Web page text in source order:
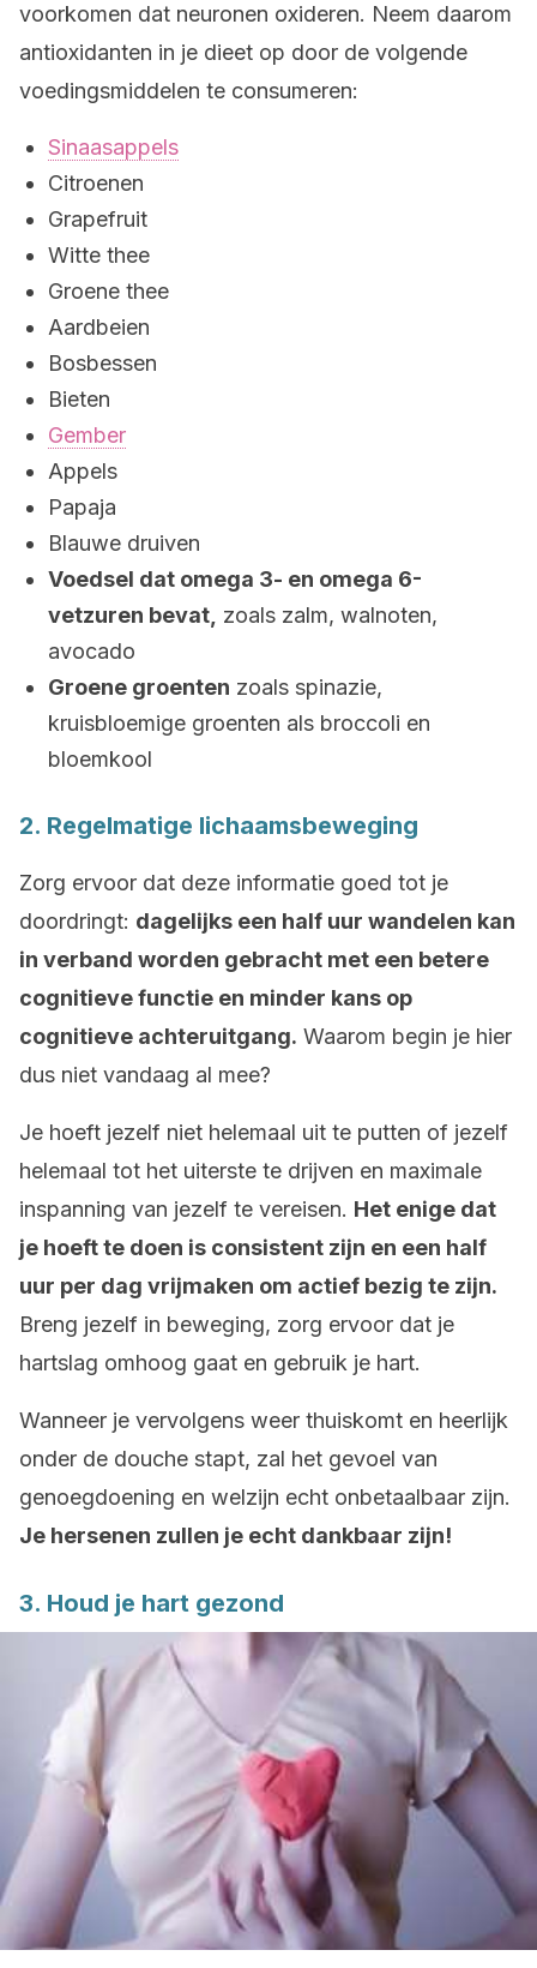
voorkomen dat neuronen oxideren. Neem daarom
antioxidanten in je dieet op door de volgende
voedingsmiddelen te consumeren:
Sinaasappels
Citroenen
Grapefruit
Witte thee
Groene thee
Aardbeien
Bosbessen
Bieten
Gember
Appels
Papaja
Blauwe druiven
Voedsel dat omega 3- en omega 6-
vetzuren bevat, zoals zalm, walnoten,
avocado
Groene groenten zoals spinazie,
kruisbloemige groenten als broccoli en
bloemkool
2. Regelmatige lichaamsbeweging
Zorg ervoor dat deze informatie goed tot je
doordringt: dagelijks een half uur wandelen kan
in verband worden gebracht met een betere
cognitieve functie en minder kans op
cognitieve achteruitgang. Waarom begin je hier
dus niet vandaag al mee?
Je hoeft jezelf niet helemaal uit te putten of jezelf
helemaal tot het uiterste te drijven en maximale
inspanning van jezelf te vereisen. Het enige dat
je hoeft te doen is consistent zijn en een half
uur per dag vrijmaken om actief bezig te zijn.
Breng jezelf in beweging, zorg ervoor dat je
hartslag omhoog gaat en gebruik je hart.
Wanneer je vervolgens weer thuiskomt en heerlijk
onder de douche stapt, zal het gevoel van
genoegdoening en welzijn echt onbetaalbaar zijn.
Je hersenen zullen je echt dankbaar zijn!
3. Houd je hart gezond